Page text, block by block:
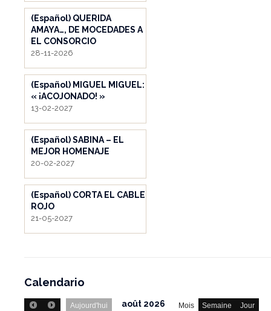
(Español) QUERIDA
AMAYA…, DE MOCEDADES A
EL CONSORCIO
28-11-2026
(Español) MIGUEL MIGUEL:
« ¡ACOJONADO! »
13-02-2027
(Español) SABINA – EL
MEJOR HOMENAJE
20-02-2027
(Español) CORTA EL CABLE
ROJO
21-05-2027
Calendario
Aujourd'hui Mois Semaine Jour
août 2026